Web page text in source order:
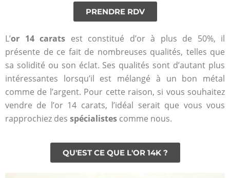
PRENDRE RDV
L’or 14 carats est constitué d’or à plus de 50%, il
présente de ce fait de nombreuses qualités, telles que
sa solidité ou son éclat. Ses qualités sont d’autant plus
intéressantes lorsqu’il est mélangé à un bon métal
comme de l’argent. Pour cette raison, si vous souhaitez
vendre de l’or 14 carats, l’idéal serait que vous vous
rapprochiez des spécialistes comme nous.
QU'EST CE QUE L'OR 14K ?